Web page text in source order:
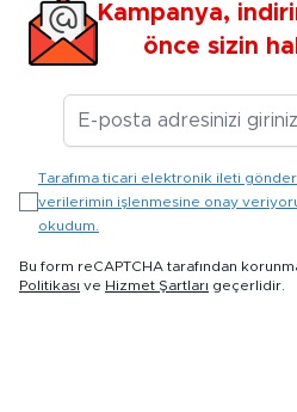
Kampanya,
önce sizin
E-
Tarafıma ticari elektronik ileti
verilerimin işlenmesine onay
okudum.
Bu form reCAPTCHA tarafından
Politikası ve Hizmet Şartları geçerlidir.